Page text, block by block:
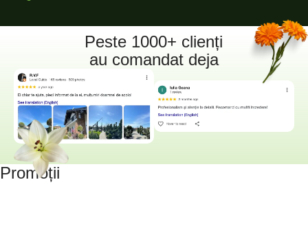
Peste 1000+ clienți
au comandat deja
Promoții